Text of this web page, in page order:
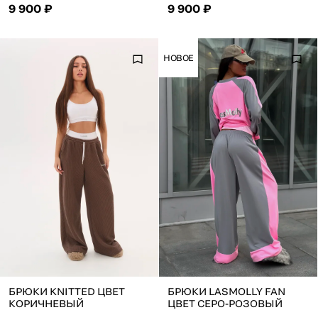
9 900 ₽ 9 900 ₽
БРЮКИ KNITTED ЦВЕТ
КОРИЧНЕВЫЙ
НОВОЕ
БРЮКИ LASMOLLY FAN
ЦВЕТ СЕРО-РОЗОВЫЙ